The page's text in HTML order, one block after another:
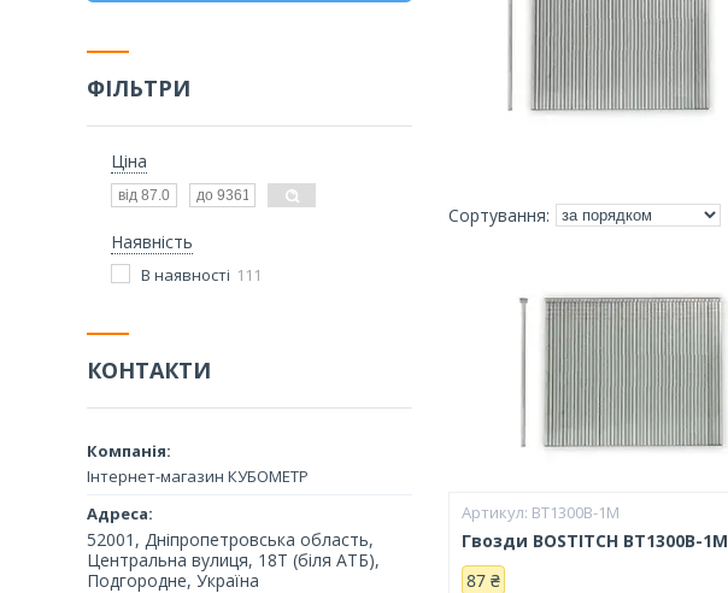
BT1300B-1M
Гвозди BOSTITCH BT1300B-1M
87 ₴
ФІЛЬТРИ
Ціна
Наявність
В наявності 111
КОНТАКТИ
Інтернет-магазин КУБОМЕТР
52001, Дніпропетровська область,
Центральна вулиця, 18Т (біля АТБ),
Подгородне, Україна